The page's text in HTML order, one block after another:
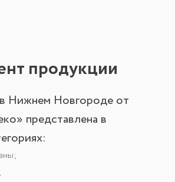
продукции
Нижнем Новгороде от
представлена в